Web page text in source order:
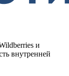
и
внутренней